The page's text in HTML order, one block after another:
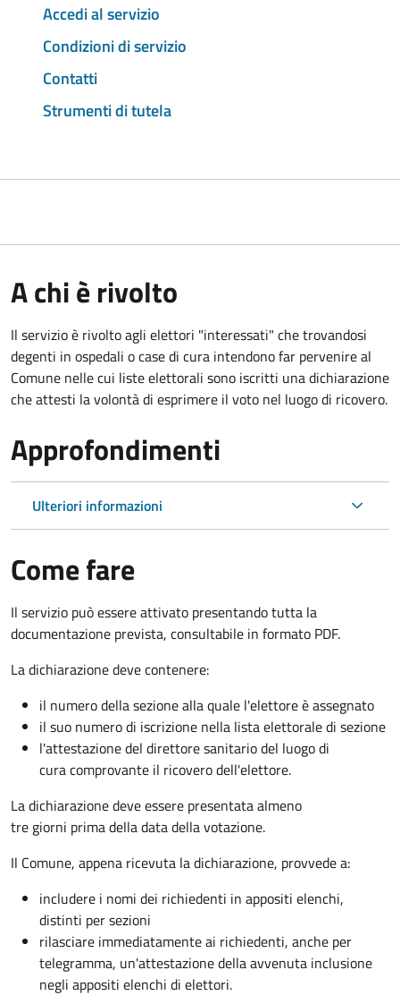
Accedi al servizio
Condizioni di servizio
Contatti
Strumenti di tutela
A chi è rivolto
Il servizio è rivolto agli elettori "interessati" che trovandosi
degenti in ospedali o case di cura intendono far pervenire al
Comune nelle cui liste elettorali sono iscritti una dichiarazione
che attesti la volontà di esprimere il voto nel luogo di ricovero.
Approfondimenti
Ulteriori informazioni
Come fare
Il servizio può essere attivato presentando tutta la
documentazione prevista, consultabile in formato PDF.
La dichiarazione deve contenere:
il numero della sezione alla quale l'elettore è assegnato
il suo numero di iscrizione nella lista elettorale di sezione
l'attestazione del direttore sanitario del luogo di
cura comprovante il ricovero dell'elettore.
La dichiarazione deve essere presentata almeno
tre giorni prima della data della votazione.
Il Comune, appena ricevuta la dichiarazione, provvede a:
includere i nomi dei richiedenti in appositi elenchi,
distinti per sezioni
rilasciare immediatamente ai richiedenti, anche per
telegramma, un'attestazione della avvenuta inclusione
negli appositi elenchi di elettori.